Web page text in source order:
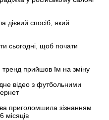
дієвий спосіб, який
сьогодні, щоб почати
тренд прийшов їм на зміну
відео з футбольними
приголомшила зізнанням
місяців